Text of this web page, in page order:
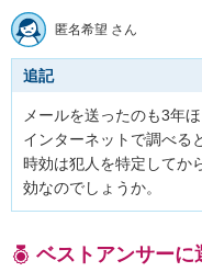
匿名希望 さん
追記
メールを送ったのも3年ほ
インターネットで調べる
時効は犯人を特定してか
効なのでしょうか。
ベストアンサーに